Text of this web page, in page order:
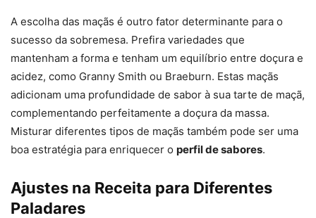
A escolha das maçãs é outro fator determinante para o
sucesso da sobremesa. Prefira variedades que
mantenham a forma e tenham um equilíbrio entre doçura e
acidez, como Granny Smith ou Braeburn. Estas maçãs
adicionam uma profundidade de sabor à sua tarte de maçã,
complementando perfeitamente a doçura da massa.
Misturar diferentes tipos de maçãs também pode ser uma
boa estratégia para enriquecer o perfil de sabores.
Ajustes na Receita para Diferentes
Paladares